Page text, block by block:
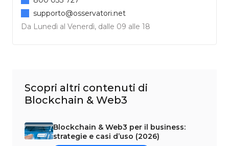
Da Lunedì al Venerdì, dalle 09 alle 18
supporto@osservatori.net
Scopri altri contenuti di
Blockchain & Web3
Blockchain & Web3 per il business:
strategie e casi d’uso (2026)